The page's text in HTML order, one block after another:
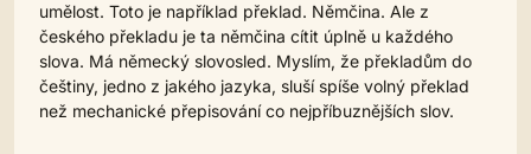
umělost. Toto je například překlad. Němčina. Ale z
českého překladu je ta němčina cítit úplně u každého
slova. Má německý slovosled. Myslím, že překladům do
češtiny, jedno z jakého jazyka, sluší spíše volný překlad
než mechanické přepisování co nejpříbuznějších slov.